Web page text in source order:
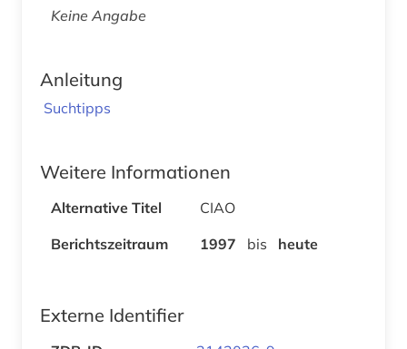
Keine Angabe
Anleitung
Suchtipps
Weitere Informationen
Alternative Titel
CIAO
Berichtszeitraum
1997 bis heute
Externe Identifier